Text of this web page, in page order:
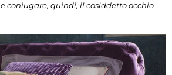
coniugare, quindi, il cosiddetto occhio